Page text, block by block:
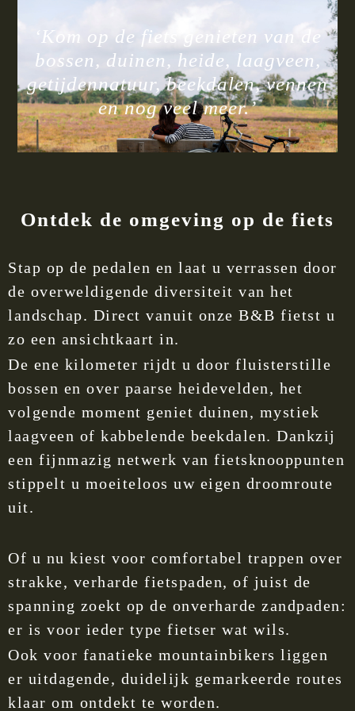
‘Kom op de fiets genieten van de
bossen, duinen, heide, laagveen,
getijdennatuur, beekdalen, vennen
en nog veel meer.’
Ontdek de omgeving op de fiets
Stap op de pedalen en laat u verrassen door
de overweldigende diversiteit van het
landschap. Direct vanuit onze B&B fietst u
zo een ansichtkaart in.
De ene kilometer rijdt u door fluisterstille
bossen en over paarse heidevelden, het
volgende moment geniet duinen, mystiek
laagveen of kabbelende beekdalen. Dankzij
een fijnmazig netwerk van fietsknooppunten
stippelt u moeiteloos uw eigen droomroute
uit.
Of u nu kiest voor comfortabel trappen over
strakke, verharde fietspaden, of juist de
spanning zoekt op de onverharde zandpaden:
er is voor ieder type fietser wat wils.
Ook voor fanatieke mountainbikers liggen
er uitdagende, duidelijk gemarkeerde routes
klaar om ontdekt te worden.